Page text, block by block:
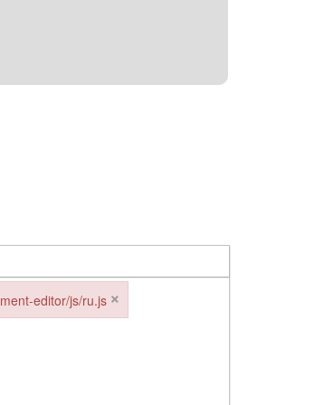
editor/js/ru.js ×
editor/js/ru.js